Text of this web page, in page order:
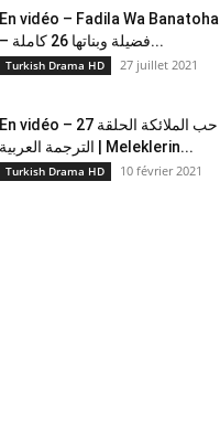
En vidéo – Fadila Wa Banatoha
– فضيلة وبناتها 26 كاملة...
Turkish Drama HD 27 juillet 2021
En vidéo – حب الملائكة الحلقة 27
الترجمة العربية | Meleklerin...
Turkish Drama HD 10 février 2021